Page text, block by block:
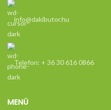
info@dakibutor.hu
Telefon: + 36 30 616 0866
MENÜ